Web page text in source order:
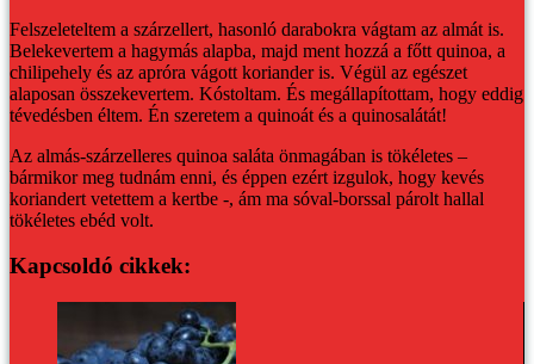
Felszeleteltem a szárzellert, hasonló darabokra vágtam az almát is.
Belekevertem a hagymás alapba, majd ment hozzá a főtt quinoa, a
chilipehely és az apróra vágott koriander is. Végül az egészet
alaposan összekevertem. Kóstoltam. És megállapítottam, hogy eddig
tévedésben éltem. Én szeretem a quinoát és a quinosalátát!
Az almás-szárzelleres quinoa saláta önmagában is tökéletes –
bármikor meg tudnám enni, és éppen ezért izgulok, hogy kevés
koriandert vetettem a kertbe -, ám ma sóval-borssal párolt hallal
tökéletes ebéd volt.
Kapcsoldó cikkek: